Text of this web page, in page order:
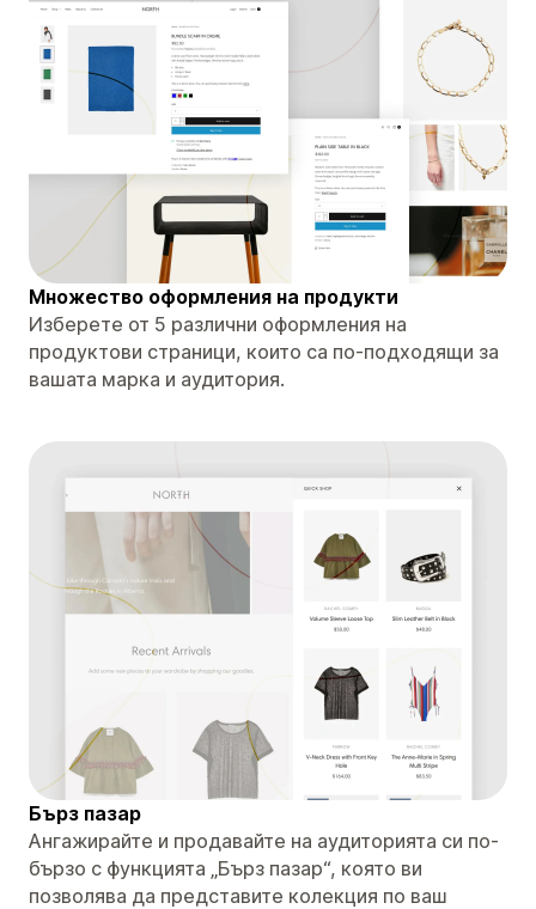
Множество оформления на продукти
Изберете от 5 различни оформления на
продуктови страници, които са по-подходящи за
вашата марка и аудитория.
Бърз пазар
Ангажирайте и продавайте на аудиторията си по-
бързо с функцията „Бърз пазар“, която ви
позволява да представите колекция по ваш